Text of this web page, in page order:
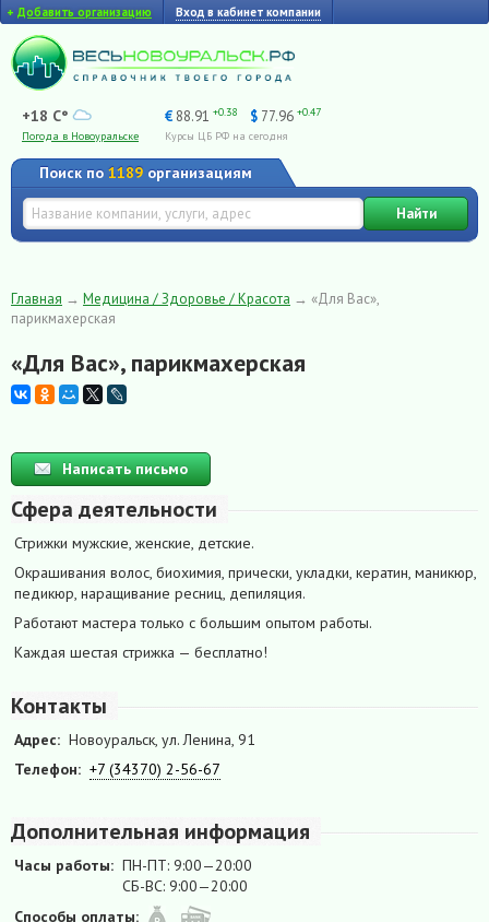
+ Добавить организацию Вход в кабинет компании
+18 C°
Погода в Новоуральске
€ 88.91 +0.38 $ 77.96 +0.47
Курсы ЦБ РФ на сегодня
Поиск по 1189 организациям
Найти
Главная → Медицина / Здоровье / Красота → «Для Вас»,
парикмахерская
«Для Вас», парикмахерская
Написать письмо
Сфера деятельности
Стрижки мужские, женские, детские.
Окрашивания волос, биохимия, прически, укладки, кератин, маникюр,
педикюр, наращивание ресниц, депиляция.
Работают мастера только с большим опытом работы.
Каждая шестая стрижка — бесплатно!
Контакты
Адрес: Новоуральск, ул. Ленина, 91
Телефон: +7 (34370) 2-56-67
Дополнительная информация
Часы работы: ПН-ПТ: 9:00—20:00
СБ-ВС: 9:00—20:00
Способы оплаты: